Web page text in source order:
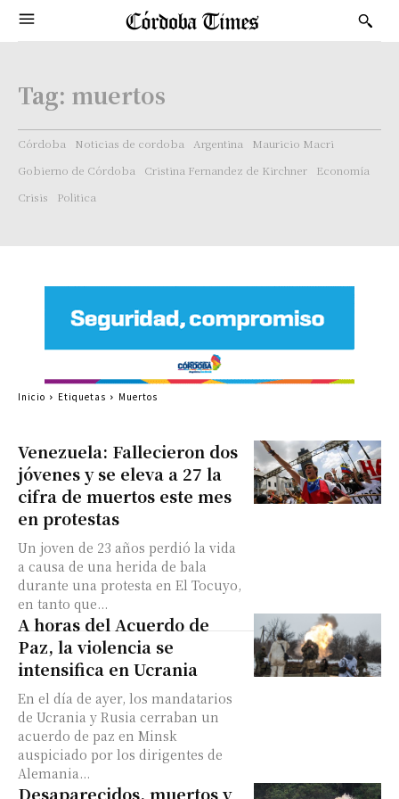
Tag: muertos
Córdoba Noticias de cordoba Argentina
Mauricio Macri
Gobierno de Córdoba
Cristina Fernandez de Kirchner
Economía
Crisis
Politica
Venezuela: Fallecieron dos
jóvenes y se eleva a 27 la
cifra de muertos este mes
en protestas
Un joven de 23 años perdió la vida
a causa de una herida de bala
durante una protesta en El Tocuyo,
en tanto que...
A horas del Acuerdo de
Paz, la violencia se
intensifica en Ucrania
En el día de ayer, los mandatarios
de Ucrania y Rusia cerraban un
acuerdo de paz en Minsk
auspiciado por los dirigentes de
Alemania...
Desaparecidos, muertos y
Inicio Etiquetas Muertos